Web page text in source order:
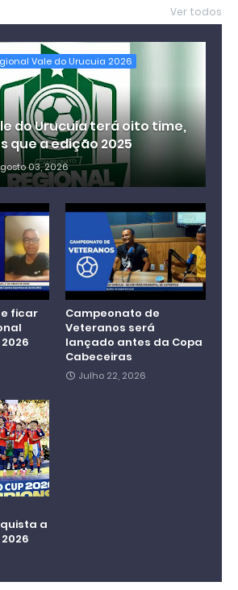
Ver todos
Vale do Urucuia 2026
do Urucuia terá oito time,
que a edição 2025
03, 2026
ficar
Campeonato de
Veteranos será
lançado antes da Copa
Cabeceiras
Julho 22, 2026
a